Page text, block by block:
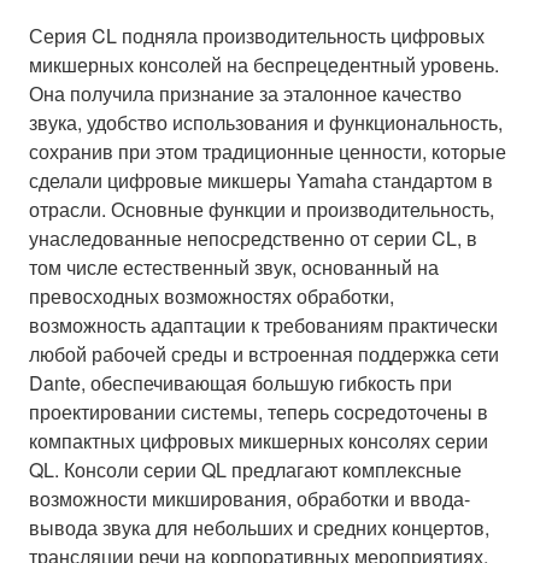
Серия CL подняла производительность цифровых
микшерных консолей на беспрецедентный уровень.
Она получила признание за эталонное качество
звука, удобство использования и функциональность,
сохранив при этом традиционные ценности, которые
сделали цифровые микшеры Yamaha стандартом в
отрасли. Основные функции и производительность,
унаследованные непосредственно от серии CL, в
том числе естественный звук, основанный на
превосходных возможностях обработки,
возможность адаптации к требованиям практически
любой рабочей среды и встроенная поддержка сети
Dante, обеспечивающая большую гибкость при
проектировании системы, теперь сосредоточены в
компактных цифровых микшерных консолях серии
QL. Консоли серии QL предлагают комплексные
возможности микширования, обработки и ввода-
вывода звука для небольших и средних концертов,
трансляции речи на корпоративных мероприятиях,